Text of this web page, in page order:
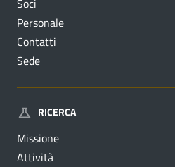
Soci
Personale
Contatti
Sede
RICERCA
Missione
Attività